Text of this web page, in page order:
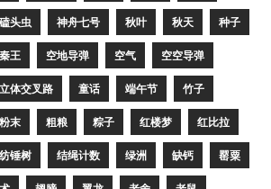
磕头虫 神舟七号 秋叶 秋天 种子
秦王 空地导弹 空气 空空导弹
立体交叉路 童话 端午节 竹子
粉末 粗粮 粽子 红楼梦 红比拉
纺锤树 结绳计数 绿洲 缺钙 罂粟